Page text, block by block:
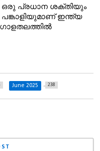
ഒരു പ്രധാന ശക്തിയും
പങ്കാളിയുമാണ് ഇന്ത്യ
June 2025 238